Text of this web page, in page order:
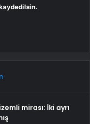
mirası: İki ayrı